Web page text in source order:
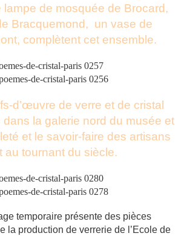
lampe de mosquée de Brocard,
Bracquemond, un vase de
complètent cet ensemble.
d’œuvre de verre et de cristal
la galerie nord du musée et
et le savoir-faire des artisans
au tournant du siècle.
temporaire présente des pièces
la production de verrerie de l’Ecole de